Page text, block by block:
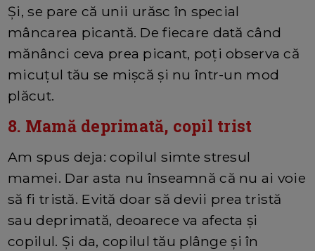
Și, se pare că unii urăsc în special
mâncarea picantă. De fiecare dată când
mănânci ceva prea picant, poți observa că
micuțul tău se mișcă și nu într-un mod
plăcut.
8. Mamă deprimată, copil trist
Am spus deja: copilul simte stresul
mamei. Dar asta nu înseamnă că nu ai voie
să fi tristă. Evită doar să devii prea tristă
sau deprimată, deoarece va afecta și
copilul. Și da, copilul tău plânge și în